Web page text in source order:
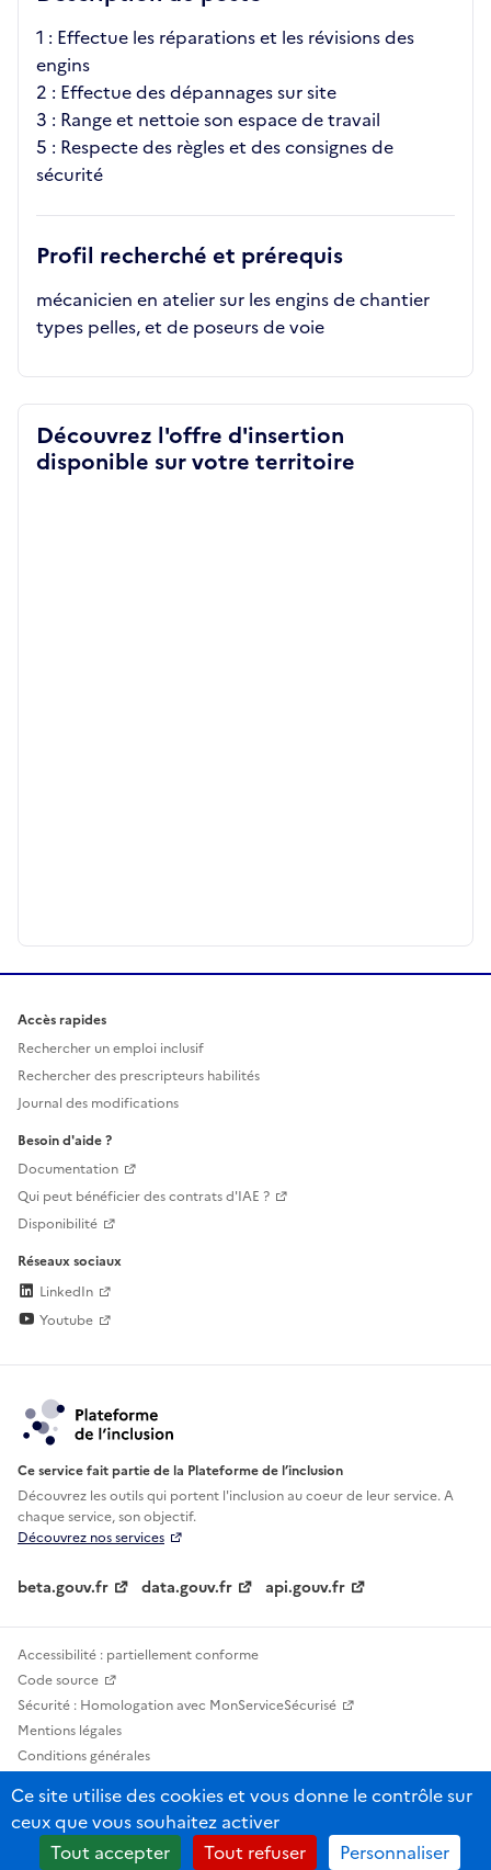
1 : Effectue les réparations et les révisions des
engins
2 : Effectue des dépannages sur site
3 : Range et nettoie son espace de travail
5 : Respecte des règles et des consignes de
sécurité
Profil recherché et prérequis
mécanicien en atelier sur les engins de chantier
types pelles, et de poseurs de voie
Découvrez l'offre d'insertion
disponible sur votre territoire
Accès rapides
Rechercher un emploi inclusif
Rechercher des prescripteurs habilités
Journal des modifications
Besoin d'aide ?
Documentation
Qui peut bénéficier des contrats d'IAE ?
Disponibilité
Réseaux sociaux
LinkedIn
Youtube
Ce service fait partie de la Plateforme de l’inclusion
Découvrez les outils qui portent l'inclusion aucoeur de leur service. A
chaque service, son objectif.
Découvrez nos services
beta.gouv.fr data.gouv.fr api.gouv.fr
Accessibilité : partiellement conforme
Code source
Sécurité : Homologation avec MonServiceSécurisé
Mentions légales
Conditions générales
Statistiques, lexiques et indicateurs
Sauf mention contraire, tous les contenus de ce site sont sous licence
etalab-2.0
Ce site utilise des cookies et vous donne le contrôle sur
ceux que vous souhaitez activer
Tout accepter
Tout refuser Personnaliser